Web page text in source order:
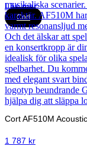
Läs mer
Cort
Cort AF510M
1 787 kr